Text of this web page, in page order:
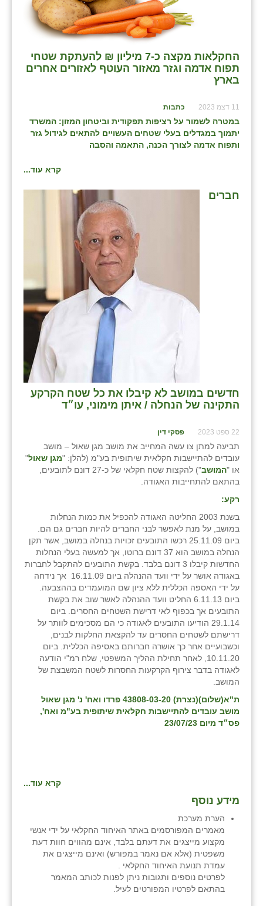
החקלאות מקצה כ-7 מיליון ₪ להעתקת שטחי
תפוח אדמה וגזר מאזור העוטף לאזורים אחרים
בארץ
11 דצמ 2023 כתבות
במטרה לשמור על רציפות תפקודית וביטחון המזון: המשרד
יתמוך במגדלים בעלי שטחים העשויים להתאים לגידול גזר
ותפוח אדמה לצורך הכנה, התאמה והסבה
קרא עוד...
חברים
חדשים במושב לא קיבלו את כל שטח הקרקע
התקינה של הנחלה / איתן מימוני, עו״ד
22 ספט 2023 פסקי דין
תביעה למתן צו עשה המחייב את מושב מגן שאול – מושב
עובדים להתיישבות חקלאית שיתופית בע"מ (להלן: "מגן שאול"
או "המושב
") להקצות שטח חקלאי של כ-27 דונם לתובעים,
בהתאם להתחייבות האגודה.
רקע:
בשנת 2003 החליטה האגודה להכפיל את כמות הנחלות
במושב, על מנת לאפשר לבני החברים להיות חברים גם הם.
ביום 25.11.09 רכשו התובעים זכויות בנחלה במושב, אשר תקן
הנחלה במושב הוא 37 דונם ברוטו, אך למעשה בעלי הנחלות
החדשות קיבלו 3 דונם בלבד. בקשת התובעים להתקבל לחברות
באגודה אושר על ידי וועד ההנהלה ביום 16.11.09 אך נידחה
על ידי האספה הכללית ללא ציון שם המועמדים בההצבעה.
ביום 6.11.13 החליט וועד ההנהלה לאשר שוב את בקשת
התובעים אך בכפוף לאי דרישת השטחים החסרים. ביום
29.1.14 הודיעו התובעים לאגודה כי הם מסכימים לוותר על
דרישתם לשטחים החסרים עד להקצאת החלקות לבנים,
וכשבועיים אחר כך אושרה חברותם באסיפה הכללית. ביום
10.11.20, לאחר תחילת ההליך המשפטי, שלח רמ"י הודעה
לאגודה בדבר צירוף הקרקעות החסרות לשטח המשבצת של
המושב.
ת"א(שלום)(נצרת) 43808-03-20 פרדו ואח' נ' מגן שאול
מושב עובדים להתיישבות חקלאית שיתופית בע"מ ואח',
פס״ד מיום 23/07/23
קרא עוד...
מידע נוסף
הערת מערכת
מאמרים המפורסמים באתר האיחוד החקלאי על ידי אנשי
מקצוע מייצגים את דעתם בלבד, אינם מהווים חוות דעת
משפטית (אלא אם נאמר במפורש) ואינם מייצגים את
עמדת תנועת האיחוד החקלאי .
לפרטים נוספים ותגובות ניתן לפנות לכותב המאמר
בהתאם לפרטיו המפורטים לעיל.
בקעות
ֿגבעת שפירא
גן הדרום
גן השומרון
יבול (מורג)
יד השמונה
כפר אביב
כפר הרי״ף
כפר מישר
כפר מע״ש
כפר מרדכי
כפר סבא (אגרא)
כפר שמריהו
מגשימים
מישר
מכורה
נהריה (אג״ש)
ניר צבי
עין חצבה
עין תמר